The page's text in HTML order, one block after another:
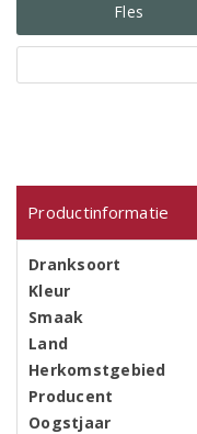
Fles
Productinformatie
Dranksoort
Kleur
Smaak
Land
Herkomstgebied
Producent
Oogstjaar